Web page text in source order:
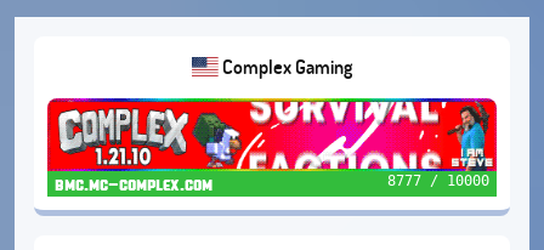
Complex Gaming
bmc.mc-complex.com 8777 / 10000